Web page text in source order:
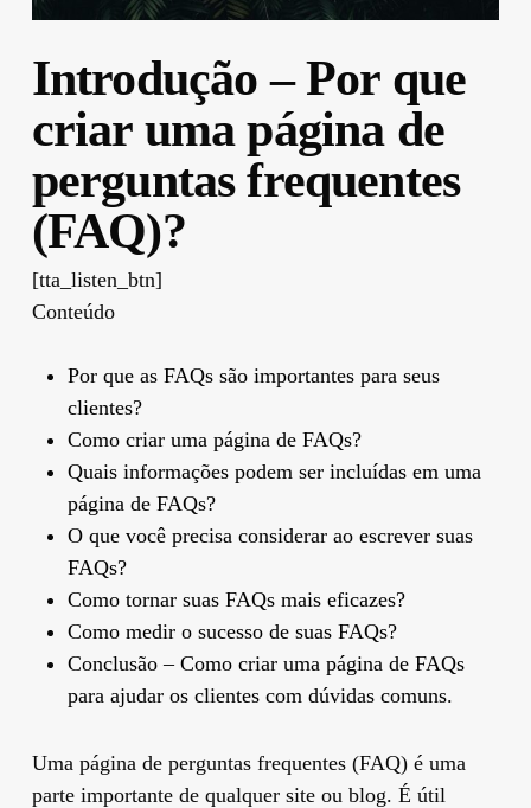
Introdução – Por que
criar uma página de
perguntas frequentes
(FAQ)?
[tta_listen_btn]
Conteúdo
Por que as FAQs são importantes para seus
clientes?
Como criar uma página de FAQs?
Quais informações podem ser incluídas em uma
página de FAQs?
O que você precisa considerar ao escrever suas
FAQs?
Como tornar suas FAQs mais eficazes?
Como medir o sucesso de suas FAQs?
Conclusão – Como criar uma página de FAQs
para ajudar os clientes com dúvidas comuns.
Uma página de perguntas frequentes (FAQ) é uma
parte importante de qualquer site ou blog. É útil